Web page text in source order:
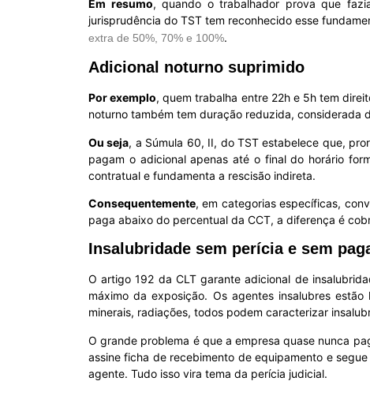
Em resumo, quando o trabalhador prova que
jurisprudência do TST tem reconhecido esse
extra de 50%, 70% e 100%.
Adicional noturno suprimido
Por exemplo, quem trabalha entre 22h e 5h tem
noturno também tem duração reduzida, considerada
Ou seja, a Súmula 60, II, do TST estabelece que,
pagam o adicional apenas até o final do horário
contratual e fundamenta a rescisão indireta.
Consequentemente, em categorias específicas,
paga abaixo do percentual da CCT, a diferença é
Insalubridade sem perícia e sem
O artigo 192 da CLT garante adicional de
máximo da exposição. Os agentes insalubres
minerais, radiações, todos podem caracterizar
O grande problema é que a empresa quase nunca
assine ficha de recebimento de equipamento e
agente. Tudo isso vira tema da perícia judicial.